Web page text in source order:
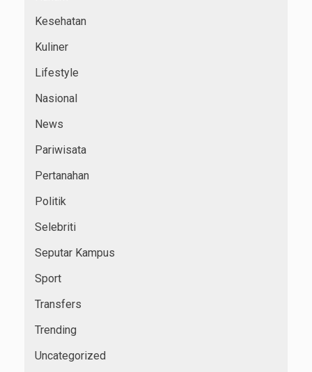
Kesehatan
Kuliner
Lifestyle
Nasional
News
Pariwisata
Pertanahan
Politik
Selebriti
Seputar Kampus
Sport
Transfers
Trending
Uncategorized